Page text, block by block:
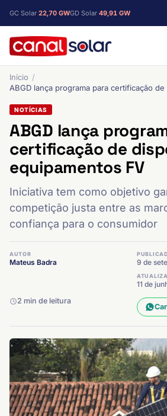
GC Solar 22,70 GWGD Solar 49,91 GW
Início
NOTÍCIAS
ABGD lança
certificação de
equipamentos FV
Iniciativa tem como objetivo
competição justa entre as
confiança para o consumidor
AUTOR
Mateus Badra 9 de
11 de
2 min de leitura